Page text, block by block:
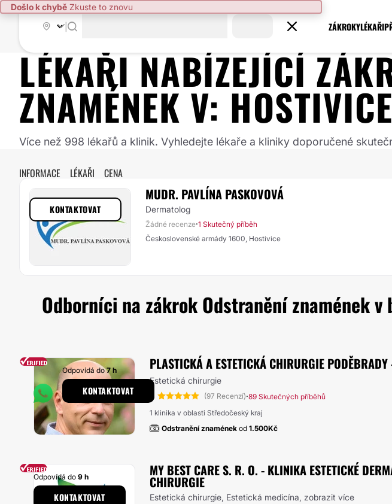
Došlo k chybě Zkuste to znovu
ZÁKROKYLÉKAŘI
LÉKAŘI NABÍZEJÍCÍ
ZNAMÉNEK V: HOSTIVICE
Více než 998 lékařů a klinik. Vyhledejte lékaře a kliniky doporučené
INFORMACE LÉKAŘI CENA
MUDR. PAVLÍNA PASKOVOVÁ
Dermatolog
Žádné recenze·1 Skutečný příběh
Československé armády 1600, Hostivice
KONTAKTOVAT
Odborníci na zákrok Odstranění znamének
PLASTICKÁ A ESTETICKÁ CHIRURGIE
Estetická chirurgie
5
(97 Recenzí)·89 Skutečných příběhů
1 klinika v oblasti Středočeský kraj
Odstranění znamének od 1.500Kč
Odpovídá do7 h
KONTAKTOVAT
MY BEST CARE S. R. O. - KLINIKA ESTETICKÉ
CHIRURGIE
Estetická chirurgie, Estetická medicína, zobrazit více
Odpovídá do 9 h
KONTAKTOVAT